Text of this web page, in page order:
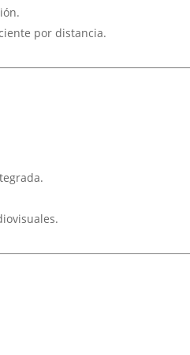
por distancia.